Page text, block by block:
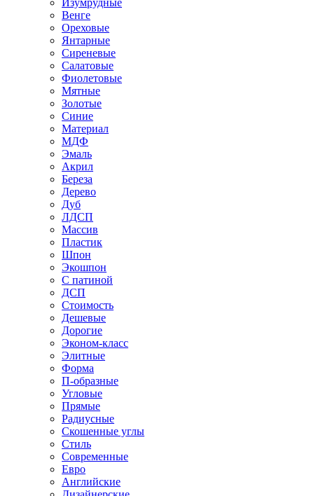
Изумрудные
Венге
Ореховые
Янтарные
Сиреневые
Салатовые
Фиолетовые
Мятные
Золотые
Синие
Материал
МДФ
Эмаль
Акрил
Береза
Дерево
Дуб
ЛДСП
Массив
Пластик
Шпон
Экошпон
С патиной
ДСП
Стоимость
Дешевые
Дорогие
Эконом-класс
Элитные
Форма
П-образные
Угловые
Прямые
Радиусные
Скошенные углы
Стиль
Современные
Евро
Английские